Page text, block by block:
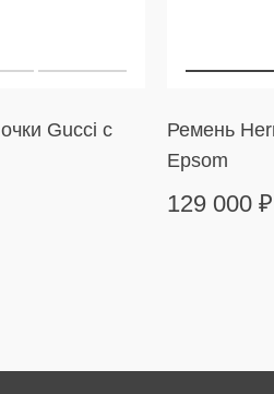
Gucci с
Ремень
Epsom
129 000 ₽